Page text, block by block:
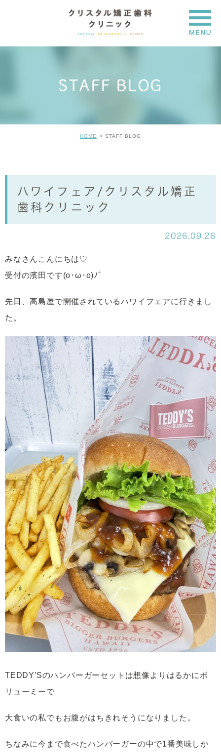
STAFF BLOG
HOME STAFF BLOG
ハワイフェア/クリスタル矯正
歯科クリニック
2026.09.26
みなさんこんにちは♡
受付の濱田です(o･ω･o)ﾉﾞ
先日、高島屋で開催されているハワイフェアに行きまし
た。
TEDDY′Sのハンバーガーセットは想像よりはるかにボ
リューミーで
大食いの私でもお腹がはちきれそうになりました。
ちなみに今まで食べたハンバーガーの中で1番美味しか